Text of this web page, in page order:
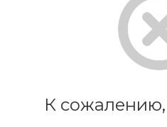
К сожалению,